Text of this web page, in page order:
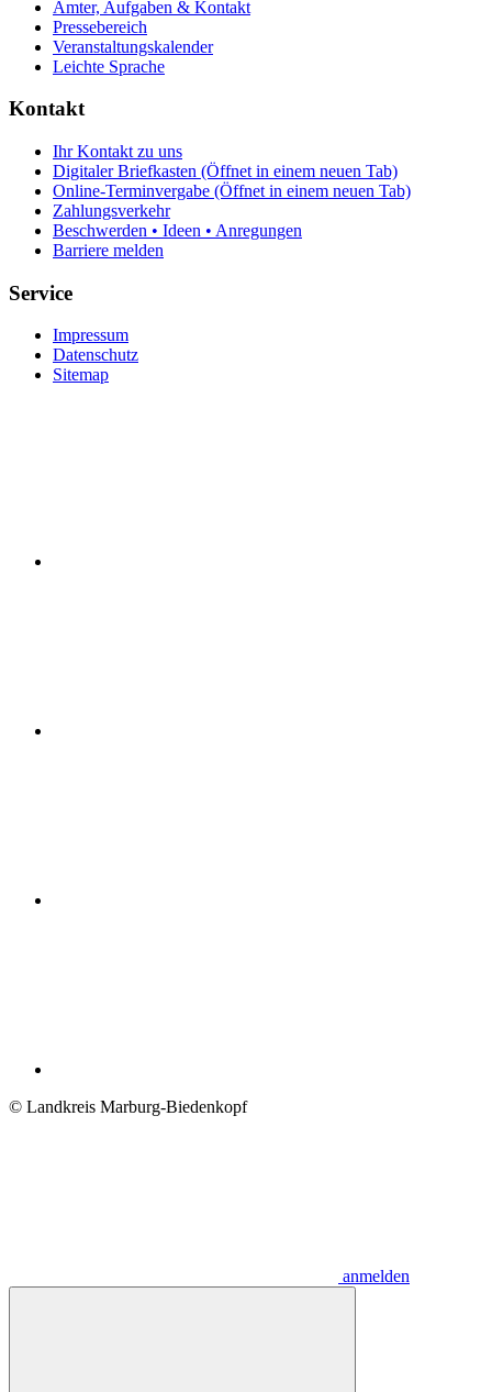
Ämter, Aufgaben & Kontakt
Pressebereich
Veranstaltungskalender
Leichte Sprache
Kontakt
Ihr Kontakt zu uns
Digitaler Briefkasten (Öffnet in einem neuen Tab)
Online-Terminvergabe (Öffnet in einem neuen Tab)
Zahlungsverkehr
Beschwerden • Ideen • Anregungen
Barriere melden
Service
Impressum
Datenschutz
Sitemap
© Landkreis Marburg-Biedenkopf
anmelden